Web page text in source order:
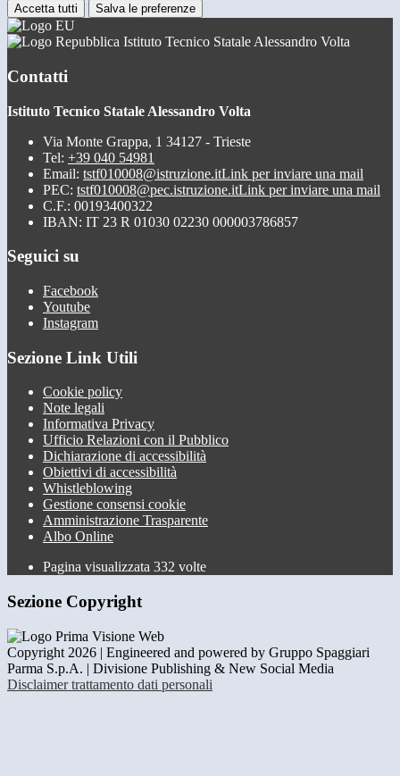
Accetta tutti Salva le preferenze
Istituto Tecnico Statale Alessandro Volta
Contatti
Istituto Tecnico Statale Alessandro Volta
Via Monte Grappa, 1 34127 - Trieste
Tel: +39 040 54981
Email: tstf010008@istruzione.itLink per inviare una mail
PEC: tstf010008@pec.istruzione.itLink per inviare una mail
C.F.: 00193400322
IBAN: IT 23 R 01030 02230 000003786857
Seguici su
Facebook
Youtube
Instagram
Sezione Link Utili
Cookie policy
Note legali
Informativa Privacy
Ufficio Relazioni con il Pubblico
Dichiarazione di accessibilità
Obiettivi di accessibilità
Whistleblowing
Gestione consensi cookie
Amministrazione Trasparente
Albo Online
Pagina visualizzata 332 volte
Sezione Copyright
Copyright 2026 | Engineered and powered by Gruppo Spaggiari
Parma S.p.A. | Divisione Publishing & New Social Media
Disclaimer trattamento dati personali